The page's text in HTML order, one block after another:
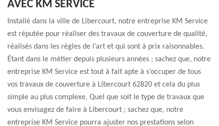
AVEC KM SERVICE
Installé dans la ville de Libercourt, notre entreprise KM Service
est réputée pour réaliser des travaux de couverture de qualité,
réalisés dans les règles de l’art et qui sont à prix raisonnables.
Étant dans le métier depuis plusieurs années ; sachez que, notre
entreprise KM Service est tout à fait apte à s’occuper de tous
vos travaux de couverture à Libercourt 62820 et cela du plus
simple au plus complexe. Quel que soit le type de travaux que
vous envisagez de faire à Libercourt ; sachez que, notre
entreprise KM Service pourra ajuster nos prestations selon